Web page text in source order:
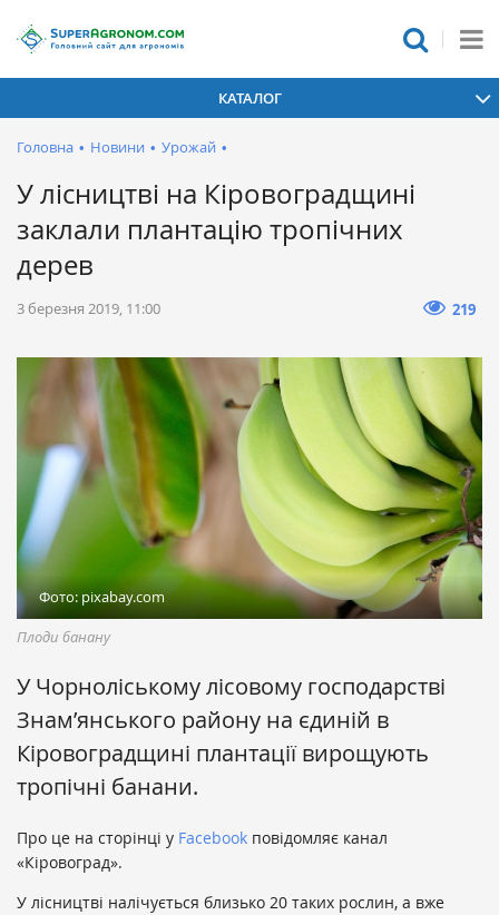
КАТАЛОГ
Головна • Новини • Урожай •
У лісництві на Кіровоградщині
заклали плантацію тропічних
дерев
3 березня 2019, 11:00 219
Фото: pixabay.com
Плоди банану
У Чорноліському лісовому господарстві
Знaм’янського району на єдиній в
Кіровоградщині плантації вирощують
тропічні банани.
Про це на сторінці у Facebook повідомляє канал
«Кіровоград».
У лісництві налічується близько 20 таких рослин, a вже